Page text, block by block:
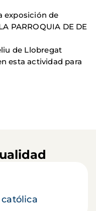
exposición de
PARROQUIA DE DE
de Llobregat
esta actividad para